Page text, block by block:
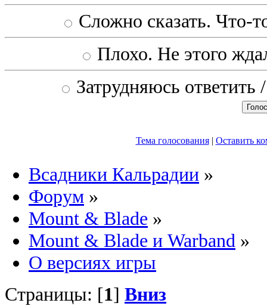
Сложно сказать. Что-
Плохо. Не этого
Затрудняюсь
Тема голосования| Оставить
Всадники Кальрадии »
Форум »
Mount & Blade »
Mount & Blade и Warband »
О версиях игры
Страницы: [1] Вниз